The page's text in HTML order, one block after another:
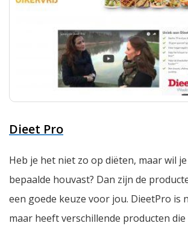
Dieet Pro
Heb je het niet zo op diëten, maar wil
bepaalde houvast? Dan zijn de
een goede keuze voor jou. DieetPro is
maar heeft verschillende producten